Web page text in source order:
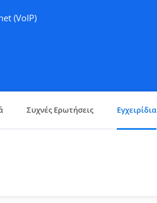
(VoIP)
Συχνές Ερωτήσεις Εγχειρίδια